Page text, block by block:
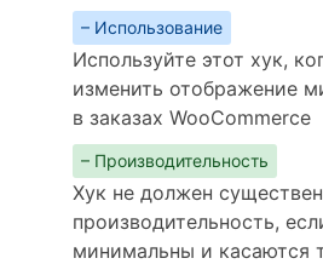
– Использование
Используйте этот хук,
изменить отображение
в заказах WooCommerce
– Производительность
Хук не должен
производительность,
минимальны и касаются